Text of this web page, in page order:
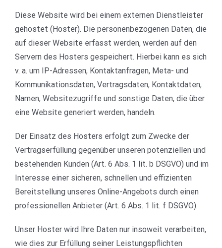
Diese Website wird bei einem externen Dienstleister
gehostet (Hoster). Die personenbezogenen Daten, die
auf dieser Website erfasst werden, werden auf den
Servern des Hosters gespeichert. Hierbei kann es sich
v. a. um IP-Adressen, Kontaktanfragen, Meta- und
Kommunikationsdaten, Vertragsdaten, Kontaktdaten,
Namen, Websitezugriffe und sonstige Daten, die über
eine Website generiert werden, handeln.
Der Einsatz des Hosters erfolgt zum Zwecke der
Vertragserfüllung gegenüber unseren potenziellen und
bestehenden Kunden (Art. 6 Abs. 1 lit. b DSGVO) und im
Interesse einer sicheren, schnellen und effizienten
Bereitstellung unseres Online-Angebots durch einen
professionellen Anbieter (Art. 6 Abs. 1 lit. f DSGVO).
Unser Hoster wird Ihre Daten nur insoweit verarbeiten,
wie dies zur Erfüllung seiner Leistungspflichten